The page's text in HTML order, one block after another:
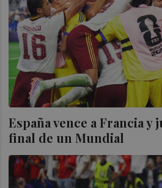
España vence a Francia y
final de un Mundial